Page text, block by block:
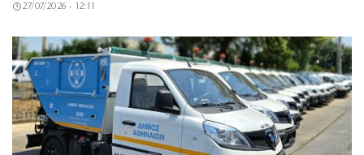
27/07/2026 - 12:11